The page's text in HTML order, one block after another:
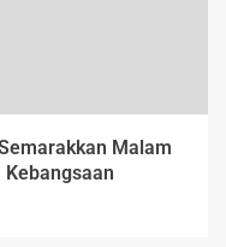
Malam
Kebangsaan